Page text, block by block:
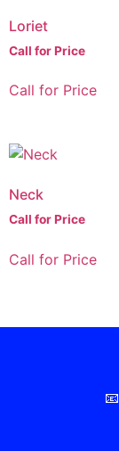
Loriet
Call for Price
Call for Price
Neck
Call for Price
Call for Price
📧